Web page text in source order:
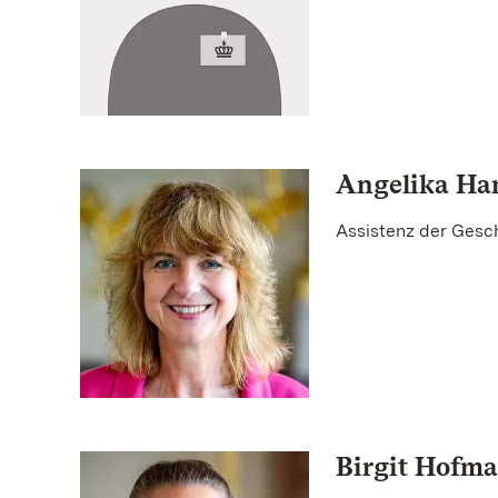
Angelika
Assistenz der
Birgit